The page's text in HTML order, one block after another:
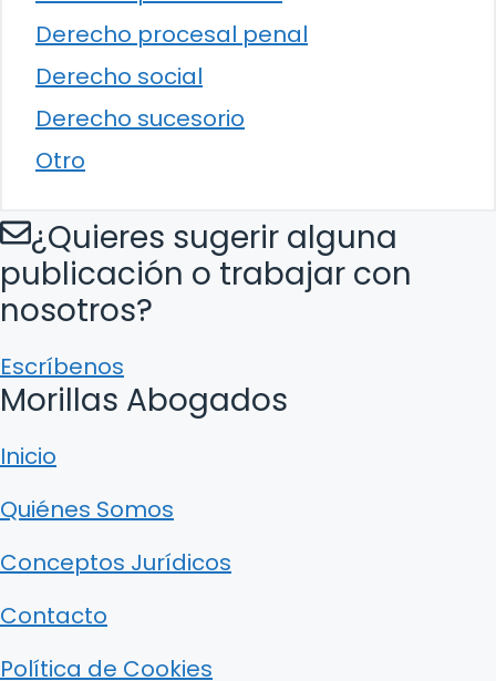
Derecho procesal penal
Derecho social
Derecho sucesorio
Otro
¿Quieres sugerir alguna
publicación o trabajar con
nosotros?
Escríbenos
Morillas Abogados
Inicio
Quiénes Somos
Conceptos Jurídicos
Contacto
Política de Cookies